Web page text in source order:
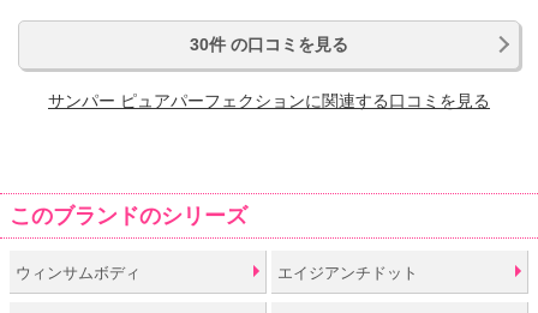
30件 の口コミを見る
サンパー ピュアパーフェクションに関連する口コミを見る
このブランドのシリーズ
ウィンサムボディ エイジアンチドット